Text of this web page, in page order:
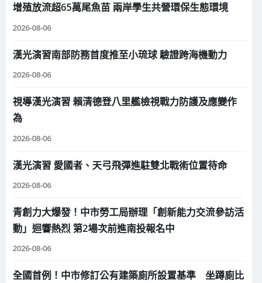
增殖放流超65萬尾魚苗 兩岸學生共營環保生態環境
2026-08-06
漢光演習南部防務首度推至小琉球 驗證跨海機動力
2026-08-06
視導漢光演習 賴清德登八里艦檢視戰力防護及應變作
為
2026-08-06
漢光演習 愛國者、天弓飛彈進駐雙北戰術位置待命
2026-08-06
青創力大爆發！中市勞工局辦理「創新能力交流參訪活
動」迴響熱烈 第2場次前進南投報名中
2026-08-06
全國首例！中市修訂公有建築廁所設置基準 坐蹲廁比